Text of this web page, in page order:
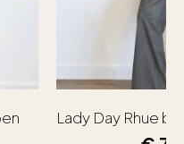
Lady Day Rhue